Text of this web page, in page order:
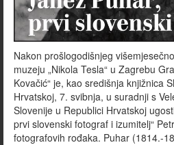
Nakon prošlogodišnjeg
muzeju „Nikola Tesla“ u Zagrebu
Kovačić“ je, kao središnja knjižnica
Hrvatskoj, 7. svibnja, u suradnji s
Slovenije u Republici Hrvatskoj
prvi slovenski fotograf i izumitelj“
fotografovih rođaka. Puhar (1814.-